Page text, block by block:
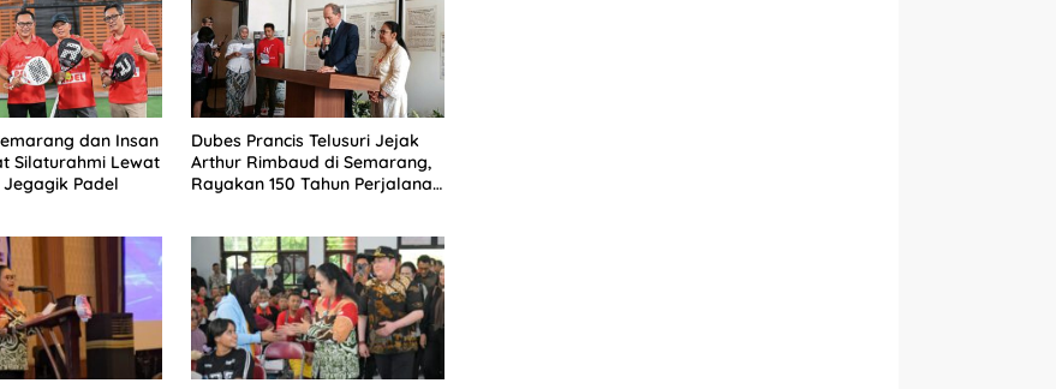
dan Insan
Silaturahmi Lewat
Jegagik Padel
Dubes Prancis Telusuri Jejak
Arthur Rimbaud di Semarang,
Rayakan 150 Tahun Perjalanan